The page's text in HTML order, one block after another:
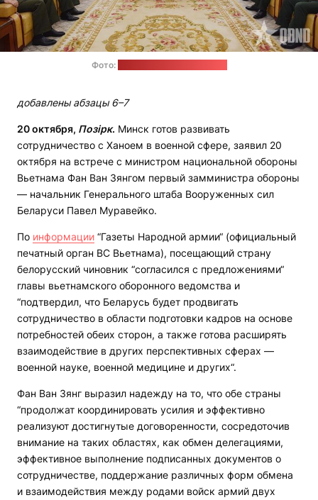
Фото:
добавлены абзацы 6–7
20 октября, Позірк. Минск готов развивать
сотрудничество с Ханоем в военной сфере, заявил 20
октября на встрече с министром национальной обороны
Вьетнама Фан Ван Зянгом первый замминистра обороны
— начальник Генерального штаба Вооруженных сил
Беларуси Павел Муравейко.
По информации “Газеты Народной армии“ (официальный
печатный орган ВС Вьетнама), посещающий страну
белорусский чиновник “согласился с предложениями“
главы вьетнамского оборонного ведомства и
“подтвердил, что Беларусь будет продвигать
сотрудничество в области подготовки кадров на основе
потребностей обеих сторон, а также готова расширять
взаимодействие в других перспективных сферах —
военной науке, военной медицине и других“.
Фан Ван Зянг выразил надежду на то, что обе страны
“продолжат координировать усилия и эффективно
реализуют достигнутые договоренности, сосредоточив
внимание на таких областях, как обмен делегациями,
эффективное выполнение подписанных документов о
сотрудничестве, поддержание различных форм обмена
и взаимодействия между родами войск армий двух